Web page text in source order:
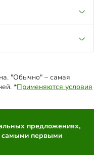
"Обычно" – самая
*Применяются условия
предложениях,
самыми первыми